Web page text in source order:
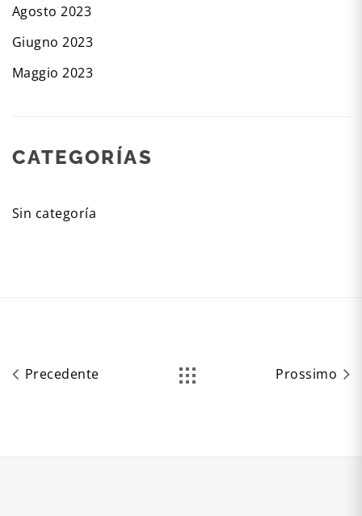
Agosto 2023
Giugno 2023
Maggio 2023
CATEGORÍAS
Sin categoría
Precedente Prossimo